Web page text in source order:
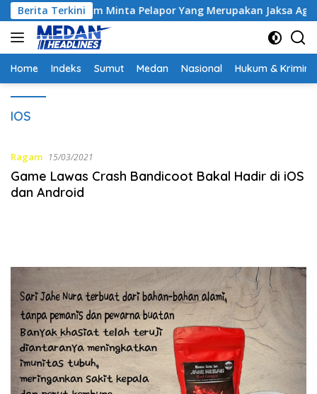
Langsung
ke
konten
Berita Terkini
Hakim Minta Pelapor Yang Merupakan Jaksa Agar
Home Indeks Sumut Medan Nasional Hukum &
IOS
Ragam 15/03/2021
Game Lawas Crash Bandicoot Bakal Hadir di iOS
dan Android